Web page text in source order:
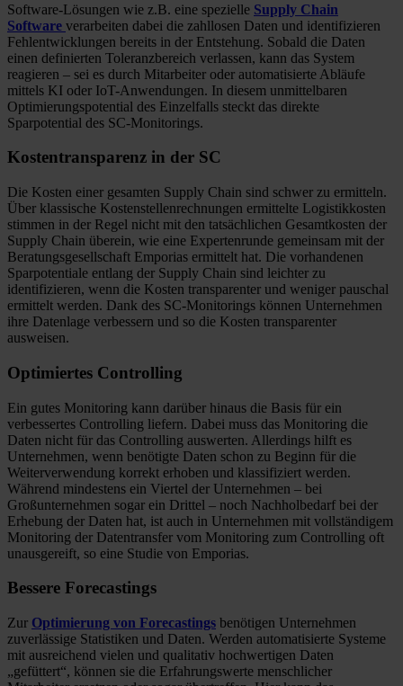
Software-Lösungen wie z.B. eine spezielle Supply Chain
Software verarbeiten dabei die zahllosen Daten und identifizieren
Fehlentwicklungen bereits in der Entstehung. Sobald die Daten
einen definierten Toleranzbereich verlassen, kann das System
reagieren – sei es durch Mitarbeiter oder automatisierte Abläufe
mittels KI oder IoT-Anwendungen. In diesem unmittelbaren
Optimierungspotential des Einzelfalls steckt das direkte
Sparpotential des SC-Monitorings.
Kostentransparenz in der SC
Die Kosten einer gesamten Supply Chain sind schwer zu ermitteln.
Über klassische Kostenstellenrechnungen ermittelte Logistikkosten
stimmen in der Regel nicht mit den tatsächlichen Gesamtkosten der
Supply Chain überein, wie eine Expertenrunde gemeinsam mit der
Beratungsgesellschaft Emporias ermittelt hat. Die vorhandenen
Sparpotentiale entlang der Supply Chain sind leichter zu
identifizieren, wenn die Kosten transparenter und weniger pauschal
ermittelt werden. Dank des SC-Monitorings können Unternehmen
ihre Datenlage verbessern und so die Kosten transparenter
ausweisen.
Optimiertes Controlling
Ein gutes Monitoring kann darüber hinaus die Basis für ein
verbessertes Controlling liefern. Dabei muss das Monitoring die
Daten nicht für das Controlling auswerten. Allerdings hilft es
Unternehmen, wenn benötigte Daten schon zu Beginn für die
Weiterverwendung korrekt erhoben und klassifiziert werden.
Während mindestens ein Viertel der Unternehmen – bei
Großunternehmen sogar ein Drittel – noch Nachholbedarf bei der
Erhebung der Daten hat, ist auch in Unternehmen mit vollständigem
Monitoring der Datentransfer vom Monitoring zum Controlling oft
unausgereift, so eine Studie von Emporias.
Bessere Forecastings
Zur Optimierung von Forecastings benötigen Unternehmen
zuverlässige Statistiken und Daten. Werden automatisierte Systeme
mit ausreichend vielen und qualitativ hochwertigen Daten
„gefüttert“, können sie die Erfahrungswerte menschlicher